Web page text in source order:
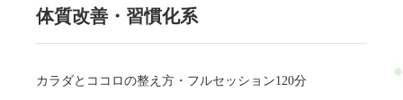
体質改善・習慣化系
カラダとココロの整え方・フルセッション120分